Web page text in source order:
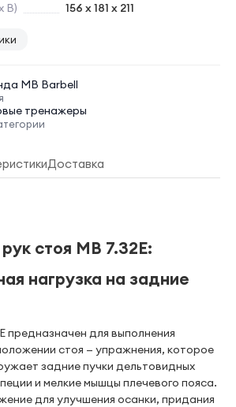
В)
156 x 181 x 211
MB Barbell
тренажеры
Доставка
стоя MB 7.32E:
нагрузка на задние
предназначен для выполнения
стоя — упражнения, которое
задние пучки дельтовидных
и мелкие мышцы плечевого пояса.
для улучшения осанки, придания